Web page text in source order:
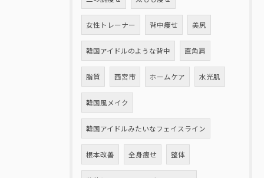
女性トレーナー 背中痩せ 美尻
韓国アイドルのような背中 直角肩
脂質 西宮市 ホームケア 水光肌
韓国風メイク
韓国アイドルみたいなフェイスライン
根本改善 全身痩せ 整体